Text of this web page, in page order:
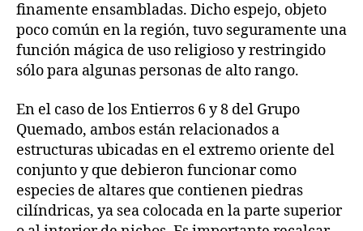
finamente ensambladas. Dicho espejo, objeto
poco común en la región, tuvo seguramente una
función mágica de uso religioso y restringido
sólo para algunas personas de alto rango.
En el caso de los Entierros 6 y 8 del Grupo
Quemado, ambos están relacionados a
estructuras ubicadas en el extremo oriente del
conjunto y que debieron funcionar como
especies de altares que contienen piedras
cilíndricas, ya sea colocada en la parte superior